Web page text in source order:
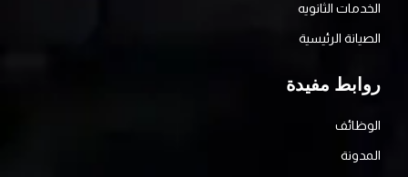
الخدمات الثانويه
الصيانة الرئيسية
روابط مفيدة
الوظائف
المدونة